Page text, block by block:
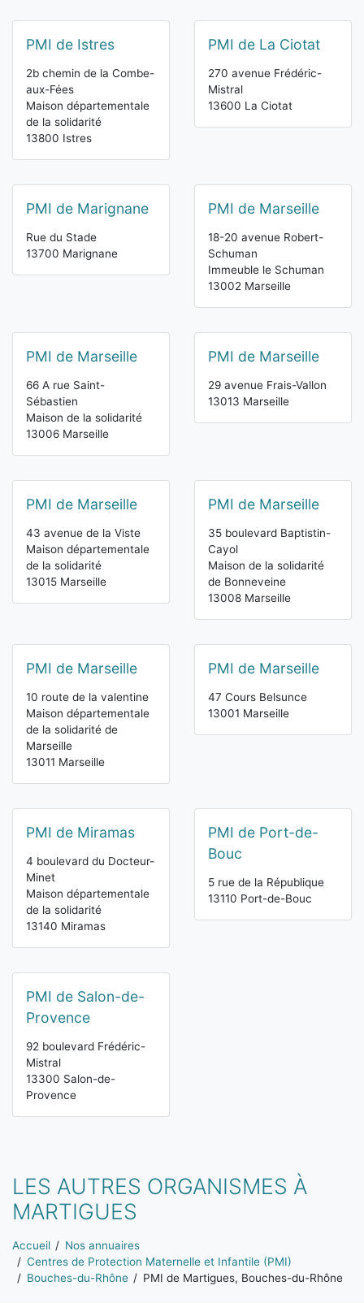
PMI de Istres
2b chemin de la Combe-
aux-Fées
Maison départementale
de la solidarité
13800 Istres
PMI de La Ciotat
270 avenue Frédéric-
Mistral
13600 La Ciotat
PMI de Marignane
Rue du Stade
13700 Marignane
PMI de Marseille
18-20 avenue Robert-
Schuman
Immeuble le Schuman
13002 Marseille
PMI de Marseille
66 A rue Saint-
Sébastien
Maison de la solidarité
13006 Marseille
PMI de Marseille
29 avenue Frais-Vallon
13013 Marseille
PMI de Marseille
43 avenue de la Viste
Maison départementale
de la solidarité
13015 Marseille
PMI de Marseille
35 boulevard Baptistin-
Cayol
Maison de la solidarité
de Bonneveine
13008 Marseille
PMI de Marseille
10 route de la valentine
Maison départementale
de la solidarité de
Marseille
13011 Marseille
PMI de Marseille
47 Cours Belsunce
13001 Marseille
PMI de Miramas
4 boulevard du Docteur-
Minet
Maison départementale
de la solidarité
13140 Miramas
PMI de Port-de-
Bouc
5 rue de la République
13110 Port-de-Bouc
PMI de Salon-de-
Provence
92 boulevard Frédéric-
Mistral
13300 Salon-de-
Provence
LES AUTRES ORGANISMES À
MARTIGUES
Vous êtes ici:
Accueil
Nos annuaires
Centres de Protection Maternelle et Infantile (PMI)
Bouches-du-Rhône
PMI de Martigues, Bouches-du-Rhône